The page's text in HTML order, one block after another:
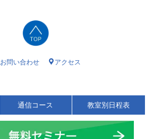
お問い合わせ アクセス
通信コース 教室別日程表